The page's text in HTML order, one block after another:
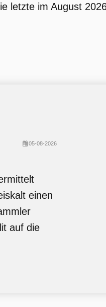
letzte im August
05-08-2026
einen
auf die